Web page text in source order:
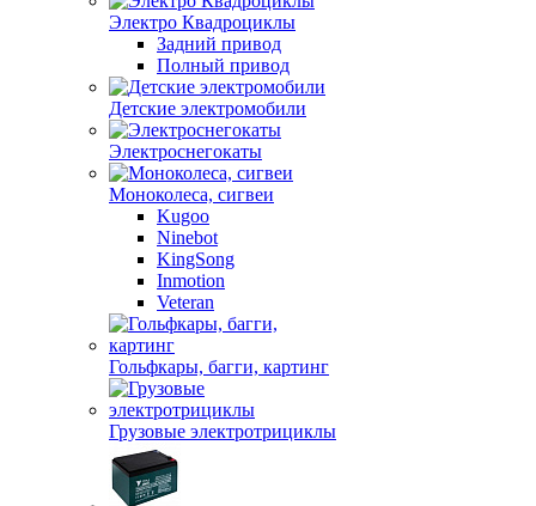
Электро Квадроциклы
Задний привод
Полный привод
Детские электромобили
Электроснегокаты
Моноколеса, сигвеи
Kugoo
Ninebot
KingSong
Inmotion
Veteran
Гольфкары, багги, картинг
Грузовые электротрициклы